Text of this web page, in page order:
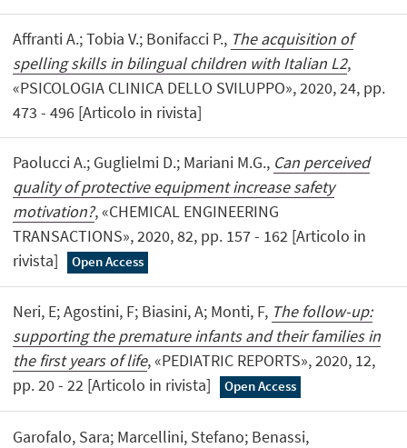
Affranti A.; Tobia V.; Bonifacci P., The acquisition of
spelling skills in bilingual children with Italian L2,
«PSICOLOGIA CLINICA DELLO SVILUPPO», 2020, 24, pp.
473 - 496 [Articolo in rivista]
Paolucci A.; Guglielmi D.; Mariani M.G., Can perceived
quality of protective equipment increase safety
motivation?, «CHEMICAL ENGINEERING
TRANSACTIONS», 2020, 82, pp. 157 - 162 [Articolo in
rivista]
Open Access
Neri, E; Agostini, F; Biasini, A; Monti, F, The follow-up:
supporting the premature infants and their families in
the first years of life, «PEDIATRIC REPORTS», 2020, 12,
pp. 20 - 22 [Articolo in rivista]
Open Access
Garofalo, Sara; Marcellini, Stefano; Benassi,